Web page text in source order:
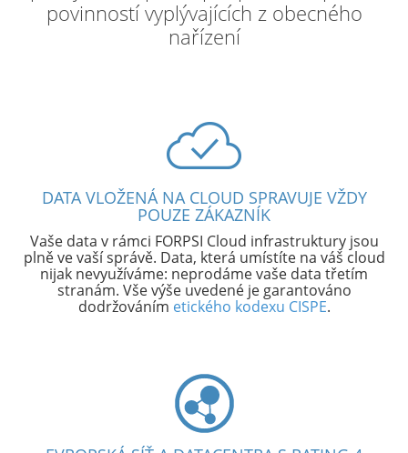
povinností vyplývajících z obecného
nařízení
DATA VLOŽENÁ NA CLOUD SPRAVUJE VŽDY
POUZE ZÁKAZNÍK
Vaše data v rámci FORPSI Cloud infrastruktury jsou
plně ve vaší správě. Data, která umístíte na váš cloud
nijak nevyužíváme: neprodáme vaše data třetím
stranám. Vše výše uvedené je garantováno
dodržováním etického kodexu CISPE.